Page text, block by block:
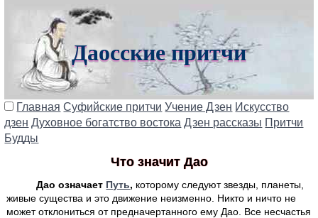
Даосские притчи
Главная Суфийские притчи Учение Дзен Искусство
дзен Духовное богатство востока Дзен рассказы Притчи
Будды
Что значит Дао
Дао означает Путь, которому следуют звезды, планеты,
живые существа и это движение неизменно. Никто и ничто не
может отклониться от предначертанного ему Дао. Все несчастья